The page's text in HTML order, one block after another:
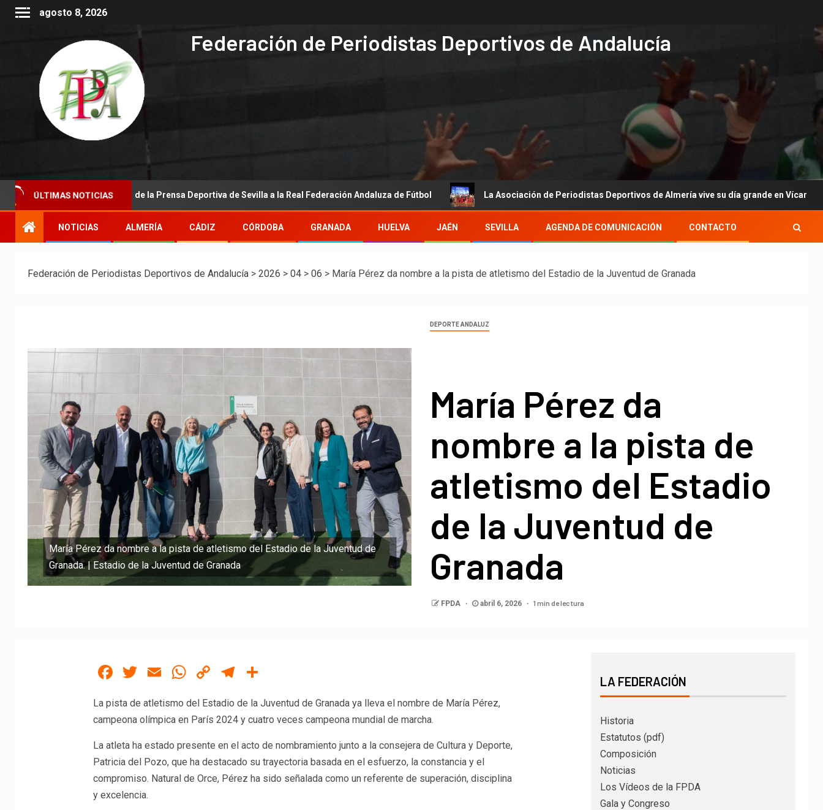
agosto 8, 2026
Federación de Periodistas Deportivos de Andalucía
ÚLTIMAS NOTICIAS
de la Asociación de la Prensa Deportiva de Sevilla a la Real Federación Andaluza de Fútbol La Asociación de Periodistas Deportivos de Almería vive su día grande en Vícar con su gala
NOTICIAS ALMERÍA CÁDIZ CÓRDOBA GRANADA HUELVA JAÉN SEVILLA AGENDA DE COMUNICACIÓN CONTACTO
Federación de Periodistas Deportivos de Andalucía > 2026 > 04 > 06 > María Pérez da nombre a la pista de atletismo del Estadio de la Juventud de Granada
María Pérez da nombre a la pista de atletismo del Estadio de la Juventud de
Granada. | Estadio de la Juventud de Granada
DEPORTE ANDALUZ
María Pérez da
nombre a la pista de
atletismo del Estadio
de la Juventud de
Granada
FPDA abril 6, 2026 1 min de lectura
Facebook
Twitter
EmailWhatsApp
CopyTelegram
La pista de atletismo del Estadio de la Juventud de Granada ya lleva el nombre de María Pérez,
campeona olímpica en París 2024 y cuatro veces campeona mundial de marcha.
La atleta ha estado presente en el acto de nombramiento junto a la consejera de Cultura y Deporte,
Patricia del Pozo, que ha destacado su trayectoria basada en el esfuerzo, la constancia y el
compromiso. Natural de Orce, Pérez ha sido señalada como un referente de superación, disciplina
y excelencia.
LA FEDERACIÓN
Historia
Estatutos (pdf)
Composición
Noticias
Los Vídeos de la FPDA
Gala y Congreso